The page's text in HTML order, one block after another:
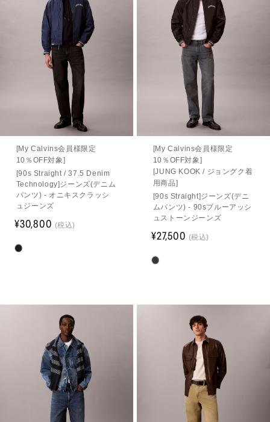
[My Calvins会員様限定
10％OFF対象]
[90s Straight / 37.5 Denim
Technology]ジーンズ(デニム
パンツ) - オニキスクラッシ
ュジーンズ
¥30,800 (税込)
[My Calvins会員様限定
10％OFF対象]
[JUNG KOOK / ジョングク着
用商品]
[90s Straight]ジーンズ(デニ
ムパンツ) - 90sブルーアッシ
ュストーンジーンズ
¥27,500 (税込)